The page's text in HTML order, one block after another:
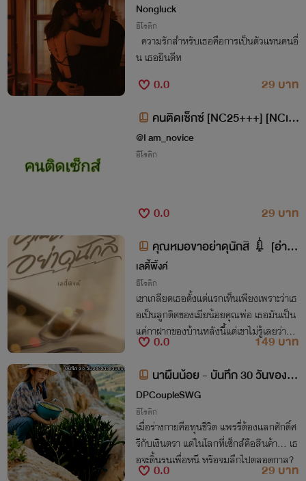
Nongluck
อีโรติก
ความรักสำหรับเธอคือการเป็นตัวแทนคนอื่
น เธอยินดีท
0.0
29 บาท
คนติดเซ็กซ์ [NC25+++] [NCเกื
อบทุกตอน]
@I am_novice
อีโรติก
0.0
29 บาท
คุณหมอขาอย่าดุนักสิ 💉 [อ่าน
ฟรี🔥🔞]
เลดี้พิ้งค์
อีโรติก
เขาเกลียดเธอตั้งแต่แรกเห็นเพียงเพราะว่าเธ
อเป็นลูกติดของเมียน้อยคุณพ่อ เธอมันเป็น
แค่กาฝากของบ้านหลังนี้แต่เขาไม่รู้เลยว่าทุก
ครั้งที่เขาผลักไสไล่ส่งเธอมันกลับทำให้เขาเอ
0.0
149 บาท
นาผืนน้อย - บันทึก 30 วันของสา
วอาบอบนวด ( ภาค 1 : ครึ่งเดือนแร
ก )
DPCoupleSWG
อีโรติก
เมื่อร่างกายคือทุนชีวิต แพรรี่ต้องแลกศักดิ์ศ
รีกับเงินตรา แต่ในโลกที่เซ็กส์คือสินค้า… เธ
อจะดิ้นรนเพื่อหนี หรือจมลึกไปตลอดกาล?
0.0
29 บาท